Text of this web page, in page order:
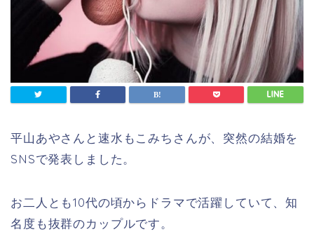
平山あやさんと速水もこみちさんが、突然の結婚を
SNSで発表しました。
お二人とも10代の頃からドラマで活躍していて、知
名度も抜群のカップルです。